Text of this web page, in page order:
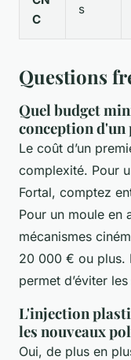
C
s
Questions
Quel budget
conception d'un
Le coût d’un
complexité. Pour
Fortal, comptez
Pour un moule en
mécanismes
20 000 € ou plus.
permet d’éviter
L'injection
les nouveaux
Oui, de plus en